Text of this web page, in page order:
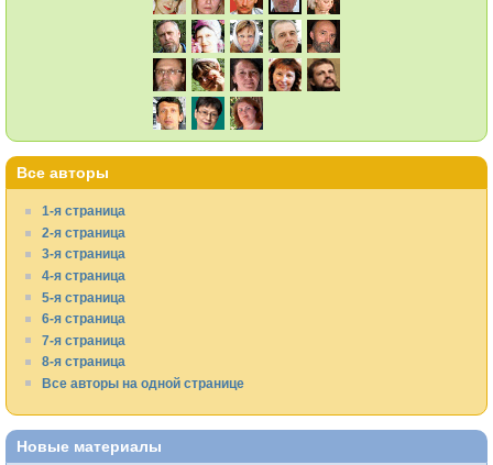
Все авторы
1-я страница
2-я страница
3-я страница
4-я страница
5-я страница
6-я страница
7-я страница
8-я страница
Все авторы на одной странице
Новые материалы